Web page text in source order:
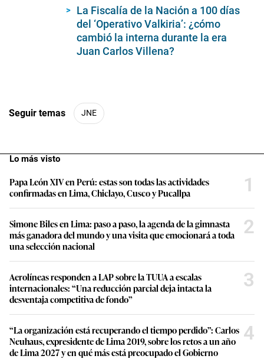
La Fiscalía de la Nación a 100 días
del ‘Operativo Valkiria’: ¿cómo
cambió la interna durante la era
Juan Carlos Villena?
Seguir temas JNE
Lo más visto
Papa León XIV en Perú: estas son todas las actividades
confirmadas en Lima, Chiclayo, Cusco y Pucallpa
1
Simone Biles en Lima: paso a paso, la agenda de la gimnasta
más ganadora del mundo y una visita que emocionará a toda
una selección nacional
2
Aerolíneas responden a LAP sobre la TUUA a escalas
internacionales: “Una reducción parcial deja intacta la
desventaja competitiva de fondo”
3
“La organización está recuperando el tiempo perdido”: Carlos
Neuhaus, expresidente de Lima 2019, sobre los retos a un año
de Lima 2027 y en qué más está preocupado el Gobierno
4